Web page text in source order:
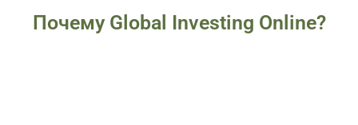
Почему Global Investing Online?